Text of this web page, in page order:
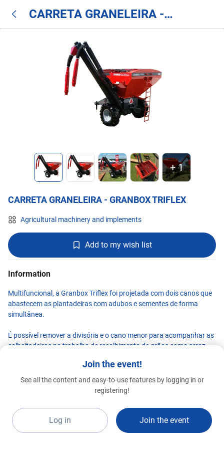
CARRETA GRANELEIRA -
GRANBOX TRIFLEX
+1
CARRETA GRANELEIRA - GRANBOX TRIFLEX
Agricultural machinery and implements
Add to my wish list
Information
Multifuncional, a Granbox Triflex foi projetada com dois canos que
abastecem as plantadeiras com adubos e sementes de forma
simultânea.
É possível remover a divisória e o cano menor para acompanhar as
colheitadeiras no trabalho de recolhimento de grãos como arroz,
Join the event!
See all the content and easy-to-use features by logging in or
registering!
Log in Join the event